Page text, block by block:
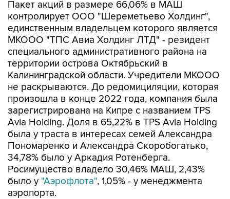
единственным владельцем которого является
МКООО "ТПС Авиа Холдинг ЛТД" - резидент
специального административного района на
территории острова Октябрьский в
Калининградской области. Учредители МКООО
не раскрываются. До редомициляции, которая
произошла в конце 2022 года, компания была
зарегистрирована на Кипре с названием TPS
Avia Holding. Доля в 65,22% в TPS Avia Holding
была у траста в интересах семей Александра
Пономаренко и Александра Скоробогатько,
34,78% было у Аркадия Ротенберга.
Росимущество владело 30,46% МАШ, 2,43%
было у "Аэрофлота", 1,05% - у менеджмента
аэропорта.
Шереметьево